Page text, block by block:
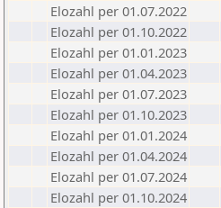
Elozahl per 01.07.2022
Elozahl per 01.10.2022
Elozahl per 01.01.2023
Elozahl per 01.04.2023
Elozahl per 01.07.2023
Elozahl per 01.10.2023
Elozahl per 01.01.2024
Elozahl per 01.04.2024
Elozahl per 01.07.2024
Elozahl per 01.10.2024